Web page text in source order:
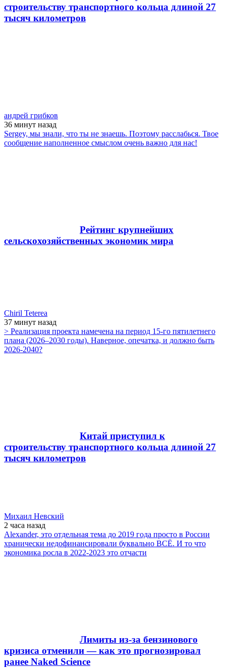
строительству транспортного кольца длиной 27
тысяч километров
андрей грибков
36 минут назад
Sergey, мы знали, что ты не знаешь. Поэтому расслабься. Твое
сообщение наполненное смыслом очень важно для нас!
Рейтинг крупнейших
сельскохозяйственных экономик мира
Chiril Teterea
37 минут назад
> Реализация проекта намечена на период 15-го пятилетнего
плана (2026–2030 годы). Наверное, опечатка, и должно быть
2026-2040?
Китай приступил к
строительству транспортного кольца длиной 27
тысяч километров
Михаил Невский
2 часа назад
Alexander, это отдельная тема до 2019 года просто в России
хранически недофинансировали буквально ВСЁ. И то что
экономика росла в 2022-2023 это отчасти
Лимиты из-за бензинового
кризиса отменили — как это прогнозировал
ранее Naked Science